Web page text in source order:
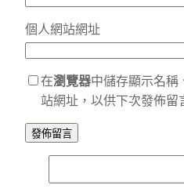
個人網站網址
在瀏覽器中儲存顯示名稱
站網址，以供下次發佈留
e